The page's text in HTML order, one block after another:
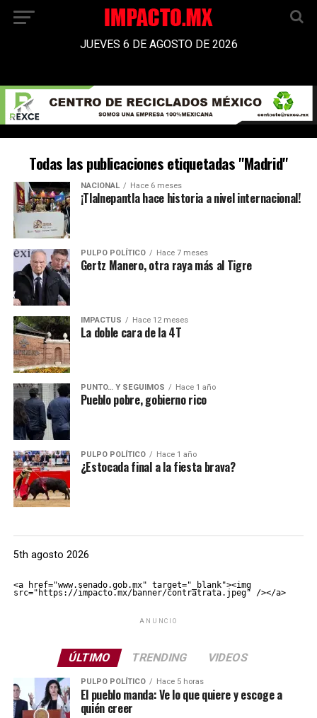
JUEVES 6 DE AGOSTO DE 2026
Todas las publicaciones etiquetadas "Madrid"
NACIONAL Hace 6 meses
¡Tlalnepantla hace historia a nivel internacional!
PULPO POLÍTICO Hace 7 meses
Gertz Manero, otra raya más al Tigre
IMPACTUS Hace 12 meses
La doble cara de la 4T
PUNTO… Y SEGUIMOS Hace 1 año
Pueblo pobre, gobierno rico
PULPO POLÍTICO Hace 1 año
¿Estocada final a la fiesta brava?
5th agosto 2026
<a href="www.senado.gob.mx" target="_blank"><img
src="https://impacto.mx/banner/contratrata.jpeg" /></a>
ANUNCIO
ÚLTIMO TRENDING VIDEOS
PULPO POLÍTICO Hace 5 horas
El pueblo manda: Ve lo que quiere y escoge a
quién creer